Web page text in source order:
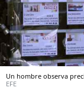
Un hombre observa
EFE